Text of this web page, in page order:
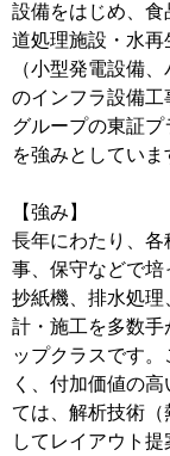
設備をはじめ、
道処理施設・水
（小型発電設備
のインフラ設備工
グループの東証
を強みとしていま
【強み】
長年にわたり、
事、保守などで
抄紙機、排水処
計・施工を多数手
ップクラスです
く、付加価値の
ては、解析技術
してレイアウト